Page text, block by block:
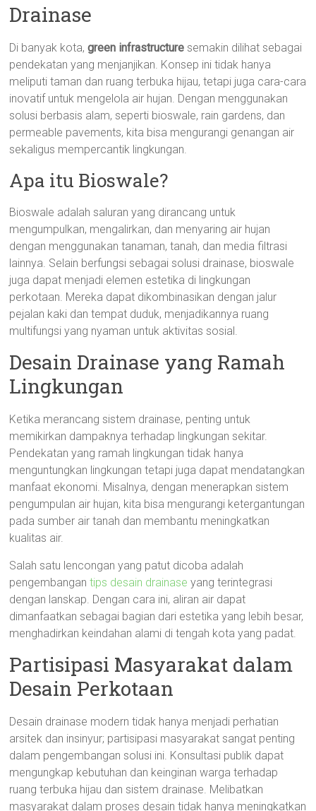
Drainase
Di banyak kota,green infrastructure semakin dilihat sebagai
pendekatan yang menjanjikan. Konsep ini tidak hanya
meliputi taman dan ruang terbuka hijau, tetapi juga cara-cara
inovatif untuk mengelola air hujan. Dengan menggunakan
solusi berbasis alam, seperti bioswale, rain gardens, dan
permeable pavements, kita bisa mengurangi genangan air
sekaligus mempercantik lingkungan.
Apa itu Bioswale?
Bioswale adalah saluran yang dirancang untuk
mengumpulkan, mengalirkan, dan menyaring air hujan
dengan menggunakan tanaman, tanah, dan media filtrasi
lainnya. Selain berfungsi sebagai solusi drainase, bioswale
juga dapat menjadi elemen estetika di lingkungan
perkotaan. Mereka dapat dikombinasikan dengan jalur
pejalan kaki dan tempat duduk, menjadikannya ruang
multifungsi yang nyaman untuk aktivitas sosial.
Desain Drainase yang Ramah
Lingkungan
Ketika merancang sistem drainase, penting untuk
memikirkan dampaknya terhadap lingkungan sekitar.
Pendekatan yang ramah lingkungan tidak hanya
menguntungkan lingkungan tetapi juga dapat mendatangkan
manfaat ekonomi. Misalnya, dengan menerapkan sistem
pengumpulan air hujan, kita bisa mengurangi ketergantungan
pada sumber air tanah dan membantu meningkatkan
kualitas air.
Salah satu lencongan yang patut dicoba adalah
pengembangantips desain drainase yang terintegrasi
dengan lanskap. Dengan cara ini, aliran air dapat
dimanfaatkan sebagai bagian dari estetika yang lebih besar,
menghadirkan keindahan alami di tengah kota yang padat.
Partisipasi Masyarakat dalam
Desain Perkotaan
Desain drainase modern tidak hanya menjadi perhatian
arsitek dan insinyur; partisipasi masyarakat sangat penting
dalam pengembangan solusi ini. Konsultasi publik dapat
mengungkap kebutuhan dan keinginan warga terhadap
ruang terbuka hijau dan sistem drainase. Melibatkan
masyarakat dalam proses desain tidak hanya meningkatkan